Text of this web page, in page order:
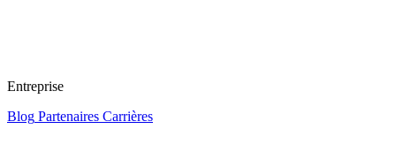
Entreprise
Blog Partenaires Carrières